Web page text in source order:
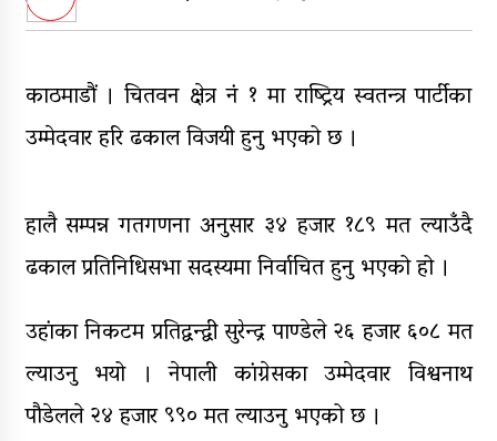
भागबण्डा यस्तो छ…
आठ लाख २१ हजार घुससहित सिँचाइ
डिभिजन सर्लाहीका प्रमुख र अधिकृत
पक्राउ
घरमाथिबाट पहिरो खसेपछि १३ घरधुरी
स्थानान्तरण
काठमाडौं । चितवन क्षेत्र नं‍ १ मा राष्ट्रिय स्वतन्त्र पार्टीका
उम्मेदवार हरि ढकाल विजयी हुनु भएको छ ।
हालै सम्पन्न गतगणना अनुसार ३४ हजार १८९ मत ल्याउँदै
ढकाल प्रतिनिधिसभा सदस्यमा निर्वाचित हुनु भएको हो ।
उहांका निकटम प्रतिद्वन्द्वी सुरेन्द्र पाण्डेले २६ हजार ६०८ मत
ल्याउनु भयो । नेपाली कांग्रेसका उम्मेदवार विश्वनाथ
पौडेलले २४ हजार ९९० मत ल्याउनु भएको छ ।